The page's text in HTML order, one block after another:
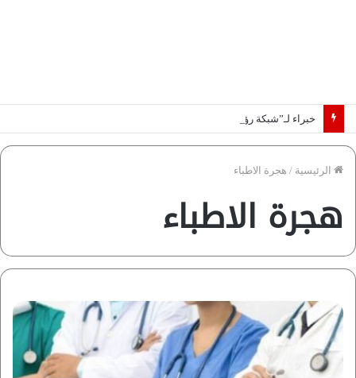
خبراء لـ”شبكة رؤية”: «اتفاق مكة» يغيّر قواعد اللعبة بالشرق الأوسط
الرئيسية / هجرة الاطباء
هجرة الاطباء